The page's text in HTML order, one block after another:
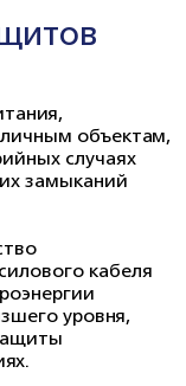
объектам,
случаях
замыканий
кабеля
уровня,